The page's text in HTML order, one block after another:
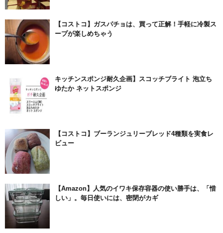
【コストコ】ガスパチョは、買って正解！手軽に冷製ス
ープが楽しめちゃう
キッチンスポンジ耐久企画】スコッチブライト 泡立ち
ゆたか ネットスポンジ
【コストコ】ブーランジュリーブレッド4種類を実食レ
ビュー
【Amazon】人気のイワキ保存容器の使い勝手は、「惜
しい」。毎日使いには、密閉がカギ